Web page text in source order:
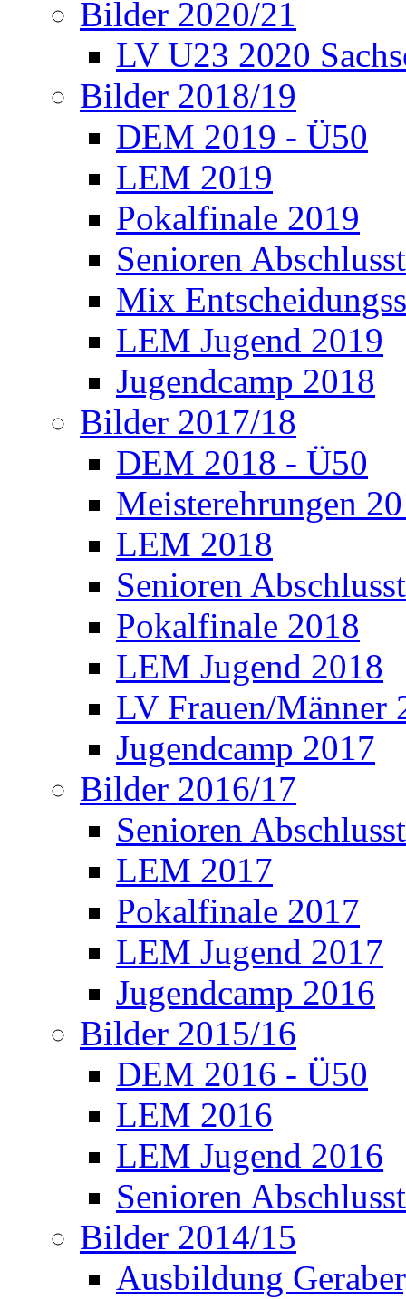
Bilder 2020/21
LV U23 2020
Bilder 2018/19
DEM 2019 - Ü50
LEM 2019
Pokalfinale 2019
Senioren
Mix
LEM Jugend 2019
Jugendcamp 2018
Bilder 2017/18
DEM 2018 - Ü50
Meisterehrungen
LEM 2018
Senioren
Pokalfinale 2018
LEM Jugend 2018
LV Frauen/Männer
Jugendcamp 2017
Bilder 2016/17
Senioren
LEM 2017
Pokalfinale 2017
LEM Jugend 2017
Jugendcamp 2016
Bilder 2015/16
DEM 2016 - Ü50
LEM 2016
LEM Jugend 2016
Senioren
Bilder 2014/15
Ausbildung